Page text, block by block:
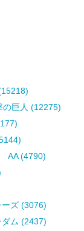
の巨人 (12275)
AA (4790)
ーズ (3076)
ム (2437)